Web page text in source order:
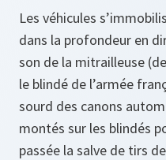
Les véhicules
dans la profondeur en
son de la mitrailleuse
le blindé de l’armée
sourd des canons
montés sur les blindés
passée la salve de tirs